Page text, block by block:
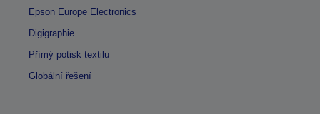
Epson Europe Electronics
Digigraphie
Přímý potisk textilu
Globální řešení